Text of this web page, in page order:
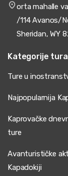
orta mahalle
/114 Avanos/
Sheridan, WY
Kategorije tura
Ture u
Najpopularnija
Kaprovačke
ture
Avanturističke
Kapadokiji